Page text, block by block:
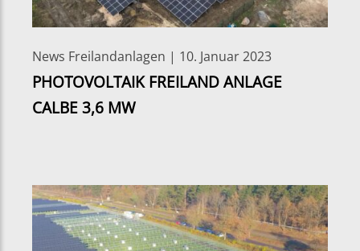
News Freilandanlagen | 10. Januar 2023
PHOTOVOLTAIK FREILAND ANLAGE
CALBE 3,6 MW